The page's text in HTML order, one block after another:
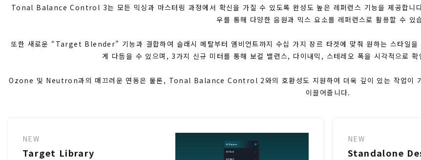
Tonal Balance Control 3는 모든 믹싱과 마스터링 과정에서 확신을 가질 수 있도록 완성도 높은 레퍼런스 기능을 제공합
우를 통해 다양한 음원과 믹스 요소를 레퍼런스로 활용할 수 있
또한 새로운 “Target Blender” 기능과 결합하여 슬래시 메탈부터 앰비언트까지 수십 가지 장르 타겟에 맞춰 원하는 스타일
게 다듬을 수 있으며, 3가지 신규 미터를 통해 보컬 밸런스, 다이내믹, 스테레오 폭을 시각적으로
Ozone 및 Neutron과의 매끄러운 연동은 물론, Tonal Balance Control 2와의 호환성도 지원하여 더욱 깊이 있는 작업이 가
이끌어줍니다.
NEW
Target Library
NEW
Standalone